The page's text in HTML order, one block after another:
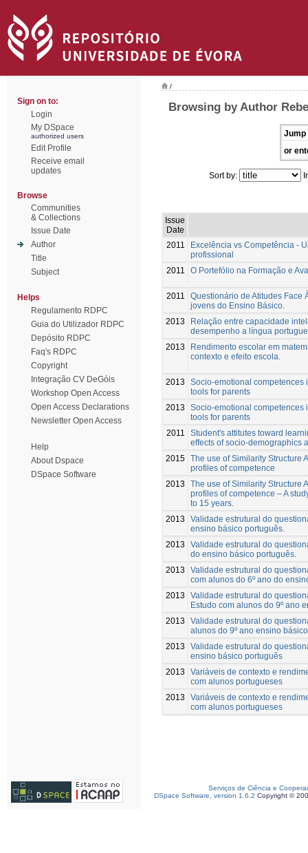
Sign on to:
Login
My DSpace
authorized users
Edit Profile
Receive email
updates
Browse
Communities
& Collections
Issue Date
Author
Title
Subject
Helps
Regulamento RDPC
Guia do Utilizador RDPC
Depósito RDPC
Faq's RDPC
Copyright
Integração CV DeGóis
Workshop Open Access
Open Access Declarations
Newsletter Open Access
Help
About Dspace
DSpace Software
/
Browsing by Author
Jump
or
Sort by:
Issue
Date
2011
Excelência vs Competência -
profissional
2011
O Portefólio na Formação e
2011
Questionário de Atitudes Face
jovens do Ensino Básico.
2013
Relação entre capacidade
desempenho a língua
2013
Rendimento escolar em
contexto e efeito escola.
2013
Socio-emotional competences
tools for parents
2013
Socio-emotional competences
tools for parents
2011
Student's attitutes toward
effects of socio-demographics
2015 The use of Similarity Structure
profiles of competence
2013
The use of Similarity Structure
profiles of competence – A
to 15 years.
2013
Validade estrutural do
ensino básico português.
2013
Validade estrutural do
do ensino básico português.
2013
Validade estrutural do
com alunos do 6º ano do
2013
Validade estrutural do
Estudo com alunos do 9º ano
2013
Validade estrutural do
alunos do 9º ano ensino
2013
Validade estrutural do
ensino básico português
2013
Variáveis de contexto e
com alunos portugueses
2013
Variáveis de contexto e
com alunos portugueses
Serviços de Ciência e
DSpace Software, version 1.6.2 Copyright ©